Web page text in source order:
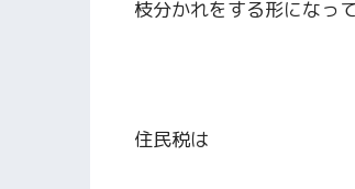
枝分かれをする形になっ
住民税は